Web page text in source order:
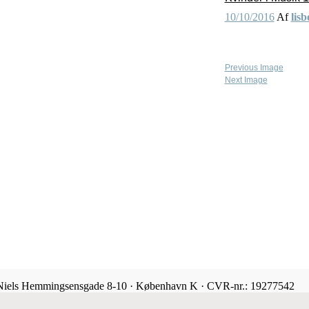
10/10/2016 Af
Previous Image
Next Image
Hemmingsensgade 8-10 · København K · CVR-nr.: 19277542